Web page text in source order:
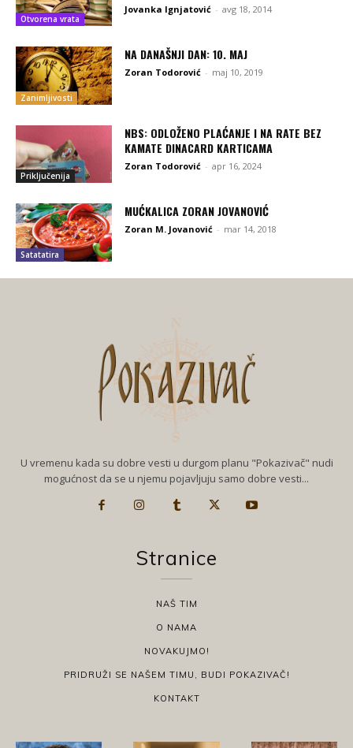
Otvorena vrata
Jovanka Ignjatović - avg 18, 2014
Zanimljivosti
NA DANAŠNJI DAN: 10. MAJ
Zoran Todorović - maj 10, 2019
Priključenija
NBS: ODLOŽENO PLAĆANJE I NA RATE BEZ
KAMATE DINACARD KARTICAMA
Zoran Todorović - apr 16, 2024
Satatatira
MUĆKALICA ZORAN JOVANOVIĆ
Zoran M. Jovanović - mar 14, 2018
U vremenu kada su dobre vesti u durgom planu "Pokazivač" nudi
mogućnost da se u njemu pojavljuju samo dobre vesti...
Stranice
NAŠ TIM
O NAMA
NOVAKUJMO!
PRIDRUŽI SE NAŠEM TIMU, BUDI POKAZIVAČ!
KONTAKT